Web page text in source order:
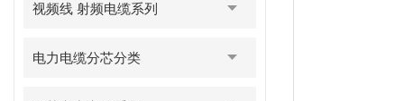
视频线 射频电缆系列
电力电缆分芯分类